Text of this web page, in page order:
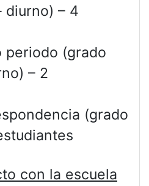
diurno) – 4
periodo (grado
– 2
(grado
con la escuela